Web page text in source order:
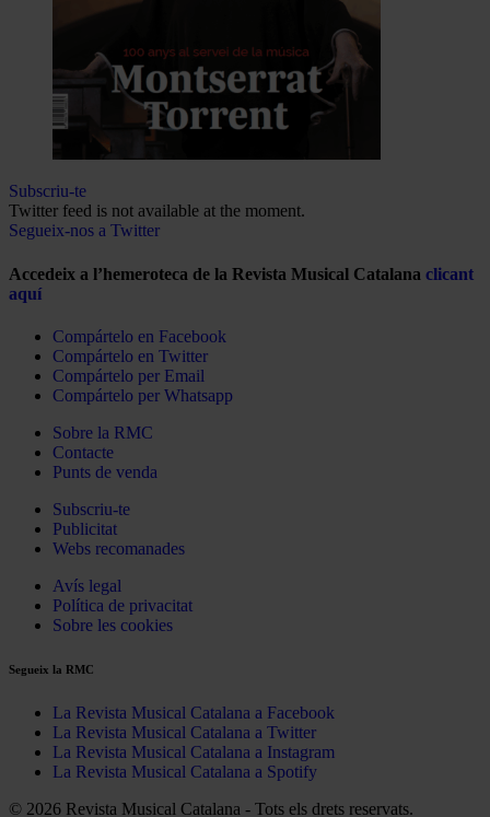
Subscriu-te
Twitter feed is not available at the moment.
Segueix-nos a Twitter
Accedeix a l’hemeroteca de la Revista Musical Catalana clicant
aquí
Compártelo en Facebook
Compártelo en Twitter
Compártelo per Email
Compártelo per Whatsapp
Sobre la RMC
Contacte
Punts de venda
Subscriu-te
Publicitat
Webs recomanades
Avís legal
Política de privacitat
Sobre les cookies
Segueix la RMC
La Revista Musical Catalana a Facebook
La Revista Musical Catalana a Twitter
La Revista Musical Catalana a Instagram
La Revista Musical Catalana a Spotify
© 2026 Revista Musical Catalana - Tots els drets reservats.